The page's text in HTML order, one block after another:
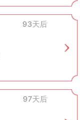
93天后
97天后